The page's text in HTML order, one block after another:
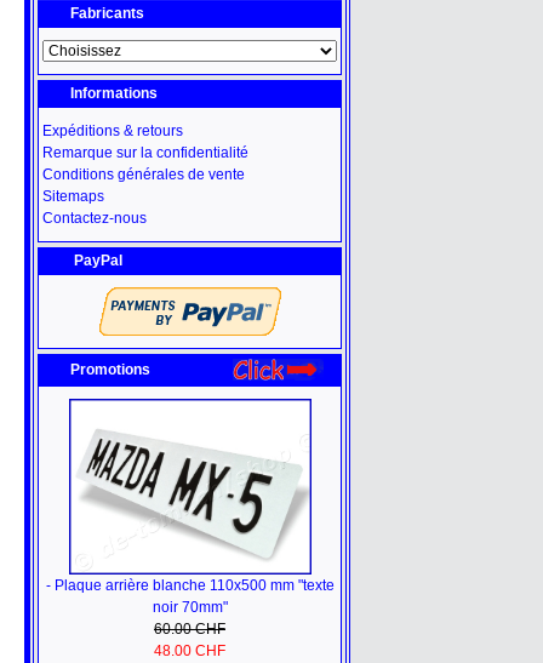
Fabricants
Informations
Expéditions & retours
Remarque sur la confidentialité
Conditions générales de vente
Sitemaps
Contactez-nous
PayPal
Promotions
- Plaque arrière blanche 110x500 mm "texte
noir 70mm"
60.00 CHF
48.00 CHF